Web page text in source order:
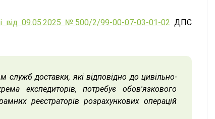
від 09.05.2025 №500/2/99-00-07-03-01-02 ДПС
доставки, які відповідно до цивільно-
експедиторів, потребує обов'язкового
реєстраторів розрахункових операцій